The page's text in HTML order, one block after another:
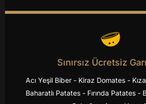
Sınırsız Ücretsiz
Acı Yeşil Biber - Kiraz Domates -
Baharatlı Patates - Fırında Patates -